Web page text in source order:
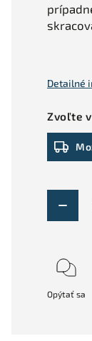
Zvoľte
Detailné
Opýtať sa